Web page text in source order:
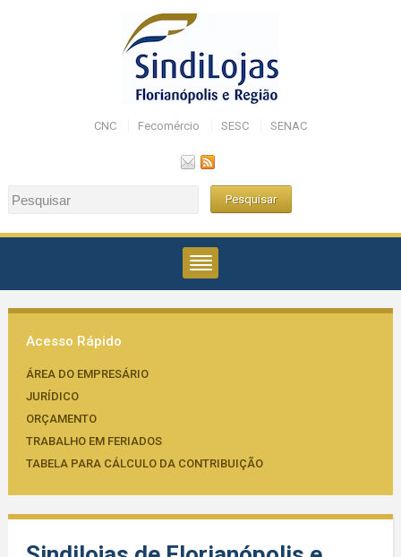
CNC Fecomércio SESC SENAC
Acesso Rápido
ÁREA DO EMPRESÁRIO
JURÍDICO
ORÇAMENTO
TRABALHO EM FERIADOS
TABELA PARA CÁLCULO DA CONTRIBUIÇÃO